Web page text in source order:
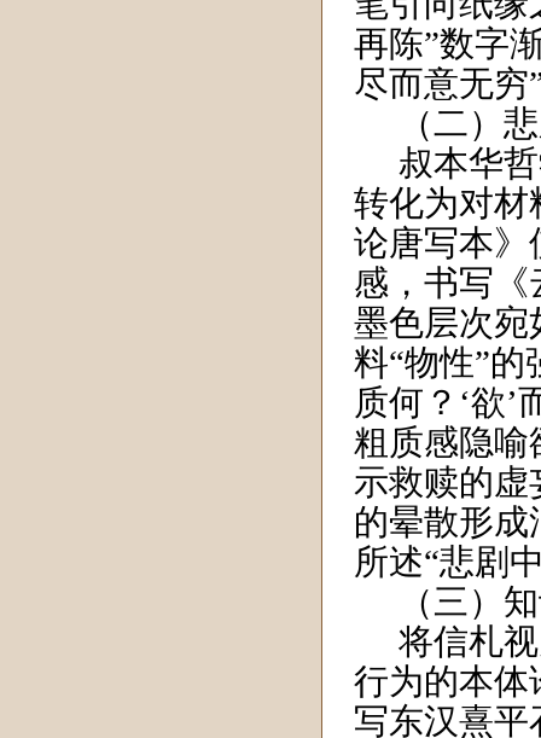
再陈”数字
尽而意无穷
（二）
叔本华
转化为对材
论唐写本》
感，书写《
墨色层次宛
料“物性”
质何？‘欲
粗质感隐喻
示救赎的虚
的晕散形
所述“悲剧
（三）
将信札
行为的本体
写东汉熹平